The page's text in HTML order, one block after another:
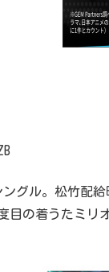
グル。松竹配給
度目の着うたミ